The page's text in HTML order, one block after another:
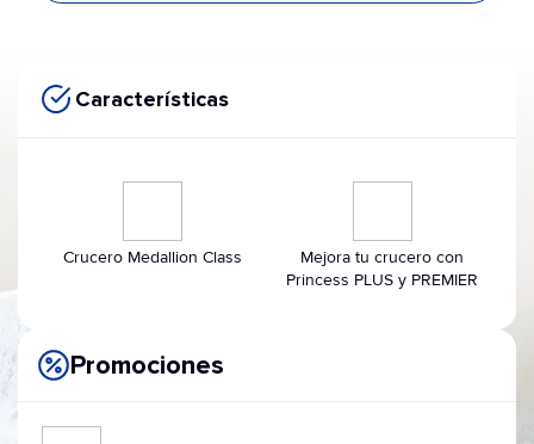
Características
Crucero Medallion Class
Mejora tu crucero con
Princess PLUS y PREMIER
Promociones